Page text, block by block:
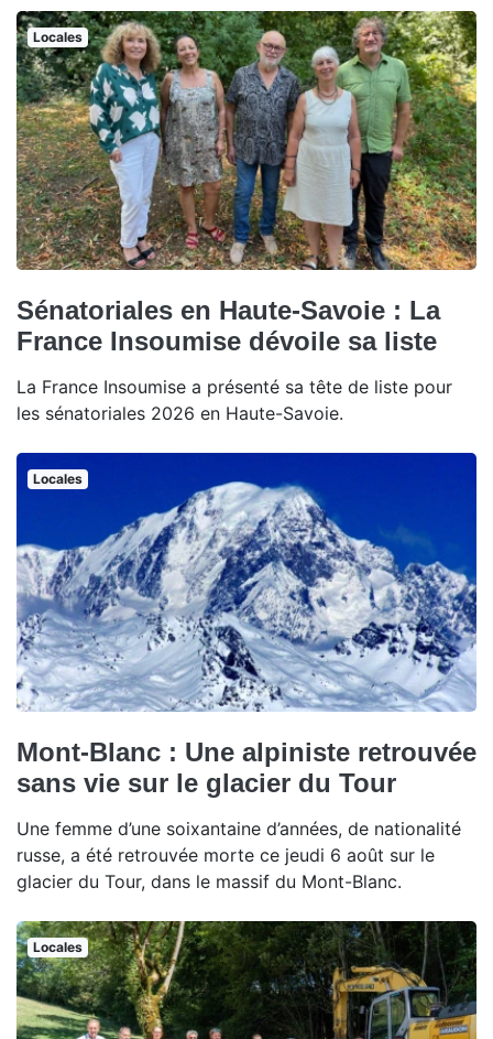
Locales
Sénatoriales en Haute-Savoie : La
France Insoumise dévoile sa liste
La France Insoumise a présenté sa tête de liste pour
les sénatoriales 2026 en Haute-Savoie.
Locales
Mont-Blanc : Une alpiniste retrouvée
sans vie sur le glacier du Tour
Une femme d’une soixantaine d’années, de nationalité
russe, a été retrouvée morte ce jeudi 6 août sur le
glacier du Tour, dans le massif du Mont-Blanc.
Locales